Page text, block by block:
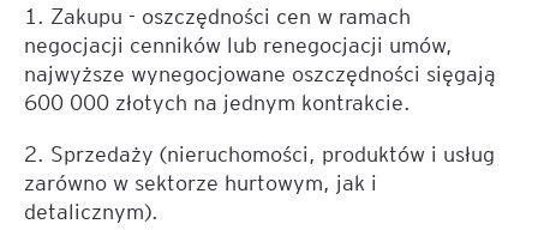
1. Zakupu - oszczędności cen w ramach
negocjacji cenników lub renegocjacji umów,
najwyższe wynegocjowane oszczędności sięgają
600 000 złotych na jednym kontrakcie.
2. Sprzedaży (nieruchomości, produktów i usług
zarówno w sektorze hurtowym, jak i
detalicznym).